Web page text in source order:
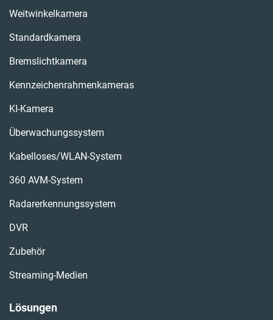
Weitwinkelkamera
Standardkamera
Bremslichtkamera
Kennzeichenrahmenkameras
KI-Kamera
Überwachungssystem
Kabelloses/WLAN-System
360 AVM-System
Radarerkennungssystem
DVR
Zubehör
Streaming-Medien
Lösungen